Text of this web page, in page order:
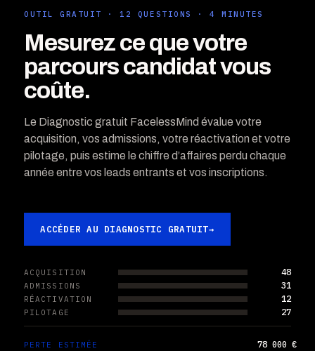
OUTIL GRATUIT · 12 QUESTIONS · 4 MINUTES
Mesurez ce que votre
parcours candidat vous
coûte.
Le Diagnostic gratuit FacelessMind évalue votre
acquisition, vos admissions, votre réactivation et votre
pilotage, puis estime le chiffre d’affaires perdu chaque
année entre vos leads entrants et vos inscriptions.
ACCÉDER AU DIAGNOSTIC GRATUIT→
ACQUISITION 48
ADMISSIONS 31
RÉACTIVATION 12
PILOTAGE 27
PERTE ESTIMÉE 78 000 €